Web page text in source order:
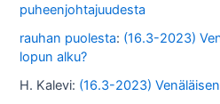
puheenjohtajuudesta
rauhan puolesta: (16.3-2023)
lopun alku?
H. Kalevi: (16.3-2023)